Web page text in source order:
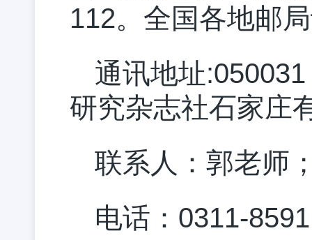
112。全国各地邮
通讯地址
研究杂志社石家庄
联系人：郭老师
电话：0311-